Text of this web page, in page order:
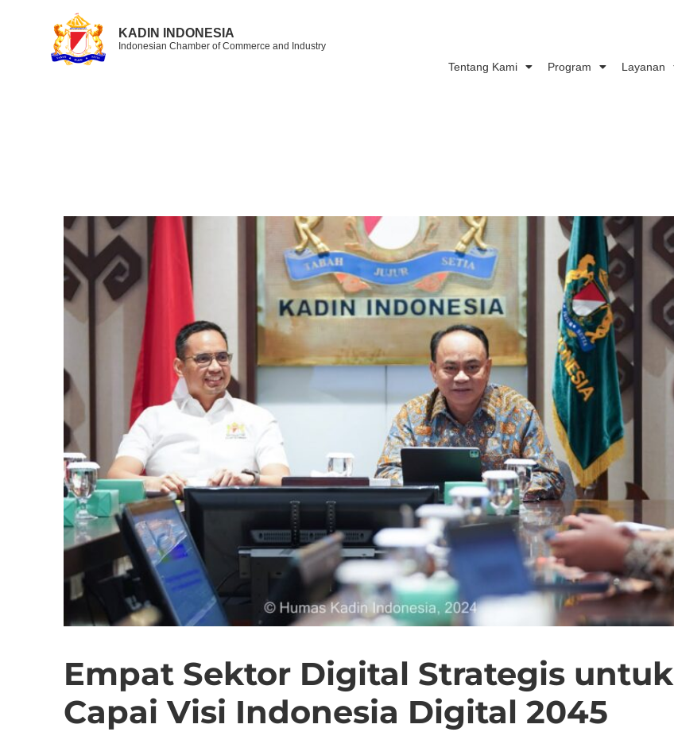
KADIN INDONESIA
Indonesian Chamber of Commerce and Industry
Tentang Kami Program Layanan
Empat Sektor Digital Strategis untuk
Capai Visi Indonesia Digital 2045